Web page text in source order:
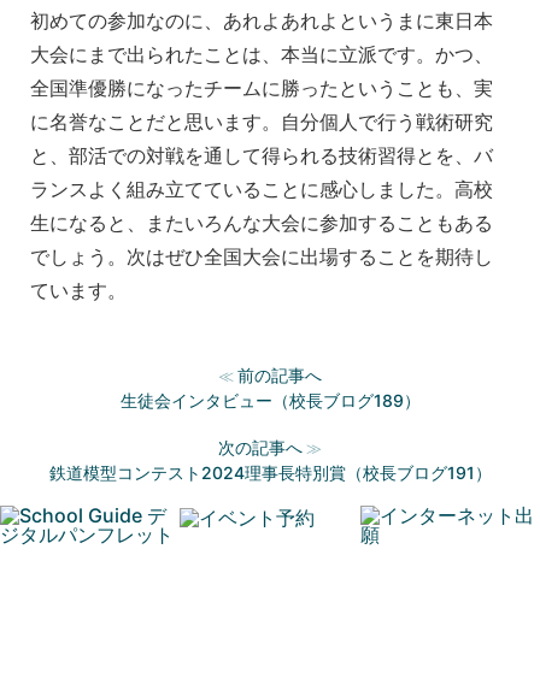
初めての参加なのに、あれよあれよというまに東日本
大会にまで出られたことは、本当に立派です。かつ、
全国準優勝になったチームに勝ったということも、実
に名誉なことだと思います。自分個人で行う戦術研究
と、部活での対戦を通して得られる技術習得とを、バ
ランスよく組み立てていることに感心しました。高校
生になると、またいろんな大会に参加することもある
でしょう。次はぜひ全国大会に出場することを期待し
ています。
≪ 前の記事へ
生徒会インタビュー（校長ブログ189）
次の記事へ ≫
鉄道模型コンテスト2024理事長特別賞（校長ブログ191）